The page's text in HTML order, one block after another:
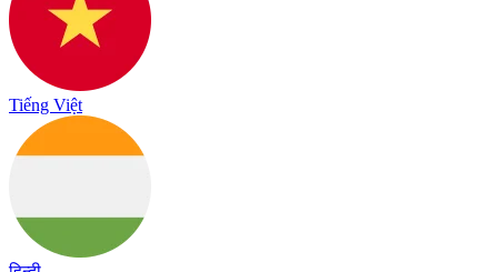
Tiếng Việt